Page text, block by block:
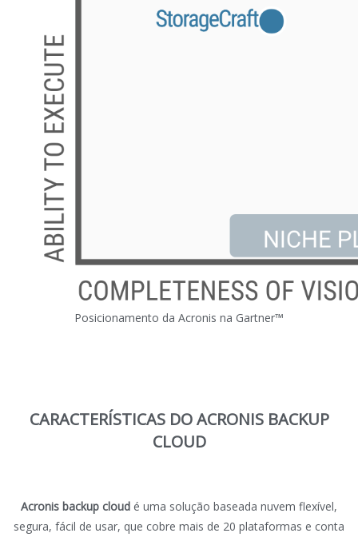
Posicionamento da Acronis na Gartner™
CARACTERÍSTICAS DO ACRONIS BACKUP
CLOUD
Acronis backup cloud é uma solução baseada nuvem flexível,
segura, fácil de usar, que cobre mais de 20 plataformas e conta